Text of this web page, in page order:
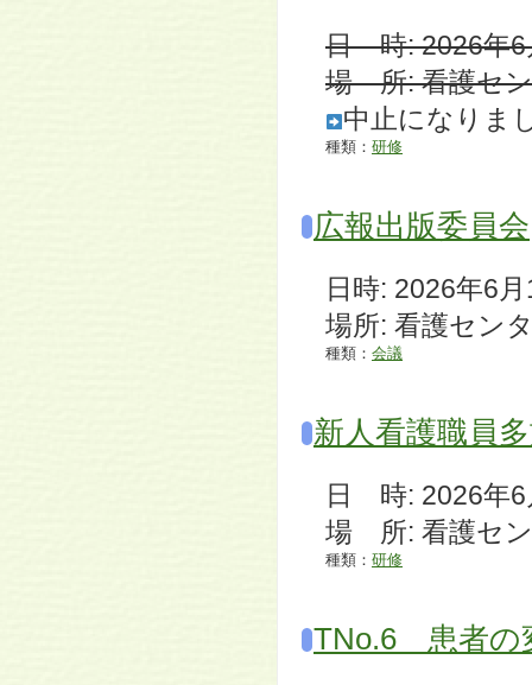
日 時: 2026年6
場 所: 看護セ
中止になりま
種類： 研修
広報出版委員会
日時: 2026年6
場所: 看護セン
種類： 会議
新人看護職員
日 時: 2026年6
場 所: 看護セ
種類： 研修
TNo.6 患者の